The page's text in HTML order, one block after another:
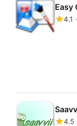
Easy
4.1
4.5